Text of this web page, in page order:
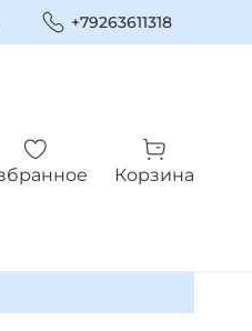
+79263611318
Корзина